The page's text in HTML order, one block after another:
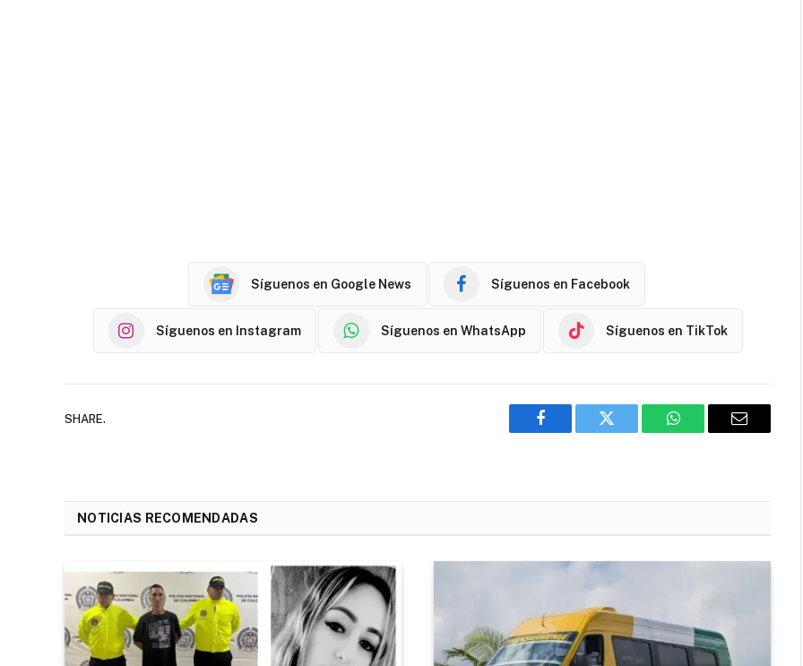
Síguenos en Google News Síguenos en Facebook
Síguenos en Instagram Síguenos en WhatsApp Síguenos en TikTok
SHARE.
Facebook Twitter WhatsAppEmail
NOTICIAS RECOMENDADAS